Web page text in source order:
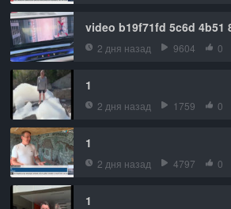
video b19f71fd 5c6d 4b51
2 дня назад 9604 0
1
2 дня назад 1759 0
1
2 дня назад 4797 0
1